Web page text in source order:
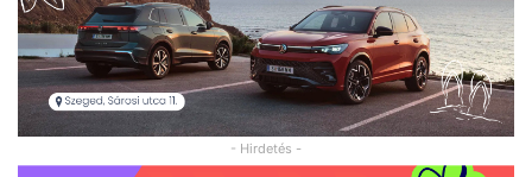
- Hirdetés -